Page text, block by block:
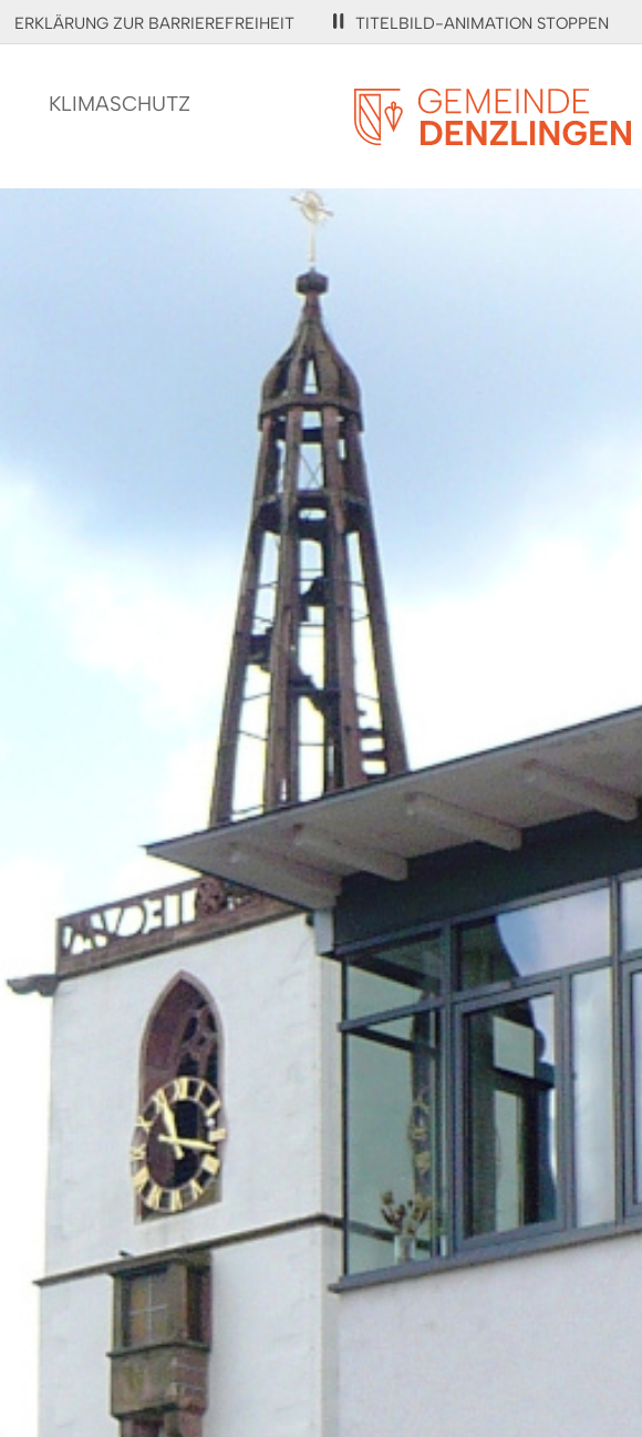
ERKLÄRUNG ZUR BARRIEREFREIHEIT TITELBILD-ANIMATION STOPPEN
KLIMASCHUTZ